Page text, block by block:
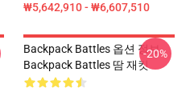
₩5,642,910 - ₩6,607,510
Backpack Battles 옵션 정보
Backpack Battles 땀 재킷
-20%